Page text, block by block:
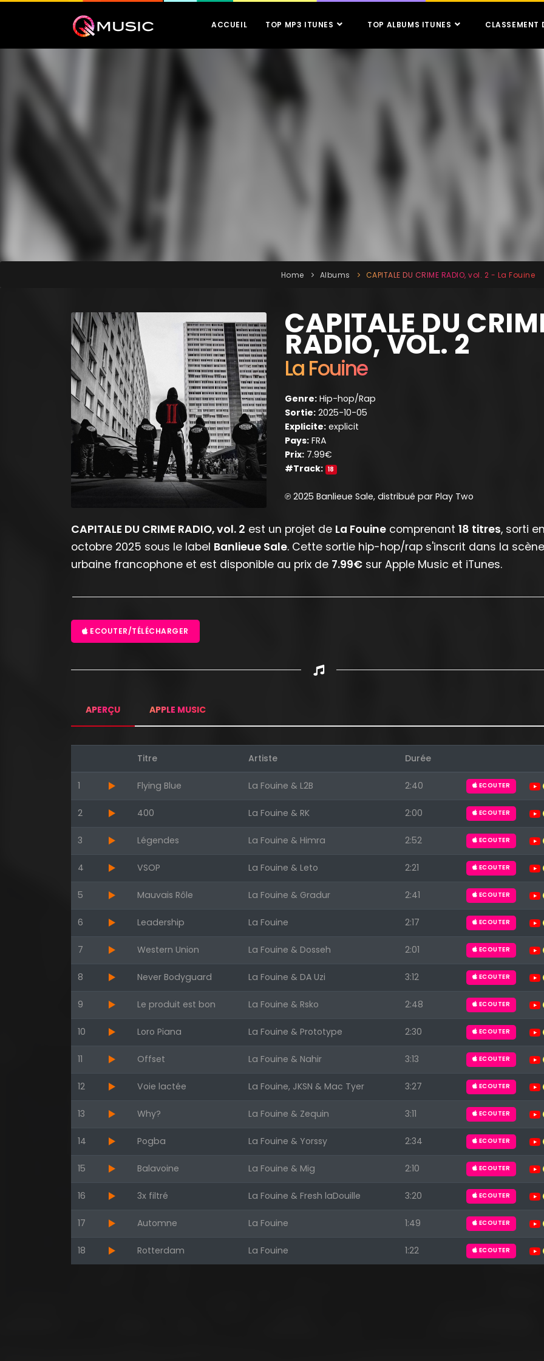
Appuyez sur ENTREE pour valider...
ACCUEIL TOP MP3 ITUNES TOP ALBUMS ITUNES CLASSEMENT
Home Albums CAPITALE DU CRIME RADIO, vol. 2 - La Fouine
CAPITALE DU
RADIO, VOL. 2
La Fouine
Genre: Hip-hop/Rap
Sortie: 2025-10-05
Explicite: explicit
Pays: FRA
Prix: 7.99€
#Track: 18
℗ 2025 Banlieue Sale, distribué par Play Two
CAPITALE DU CRIME RADIO, vol. 2 est un projet de La Fouine comprenant 18 titres, sorti
octobre 2025 sous le label Banlieue Sale. Cette sortie hip-hop/rap s'inscrit dans la scène
urbaine francophone et est disponible au prix de 7.99€ sur Apple Music et iTunes.
ECOUTER/TÉLÉCHARGER
APERÇU APPLE MUSIC
Titre Artiste Durée
1 Flying Blue La Fouine & L2B 2:40 ECOUTER
2 400 La Fouine & RK 2:00 ECOUTER
3 Légendes La Fouine & Himra 2:52 ECOUTER
4 VSOP La Fouine & Leto 2:21 ECOUTER
5 Mauvais Rôle La Fouine & Gradur 2:41 ECOUTER
6 Leadership La Fouine 2:17 ECOUTER
7 Western Union La Fouine & Dosseh 2:01 ECOUTER
8 Never Bodyguard La Fouine & DA Uzi 3:12 ECOUTER
9 Le produit est bon La Fouine & Rsko 2:48 ECOUTER
10 Loro Piana La Fouine & Prototype 2:30 ECOUTER
11 Offset La Fouine & Nahir 3:13 ECOUTER
12 Voie lactée La Fouine, JKSN & Mac Tyer 3:27 ECOUTER
13 Why? La Fouine & Zequin 3:11 ECOUTER
14 Pogba La Fouine & Yorssy 2:34 ECOUTER
15 Balavoine La Fouine & Mig 2:10 ECOUTER
16 3x filtré La Fouine & Fresh laDouille 3:20 ECOUTER
17 Automne La Fouine 1:49 ECOUTER
18 Rotterdam La Fouine 1:22 ECOUTER